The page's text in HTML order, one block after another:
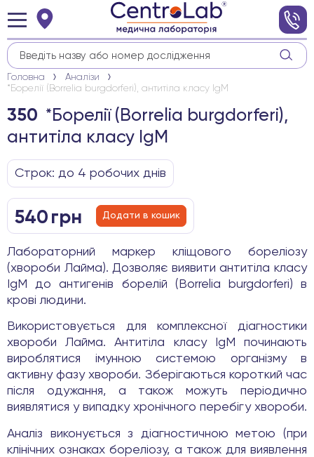
Головна
Аналізи
*Борелії (Borrelia burgdorferi), антитіла класу IgM
350 *Борелії (Borrelia burgdorferi),
антитіла класу IgM
Строк: до 4 робочих днів
540 грн Додати в кошик
Лабораторний маркер кліщового бореліозу
(хвороби Лайма). Дозволяє виявити антитіла класу
IgM до антигенів борелій (Borrelia burgdorferi) в
крові людини.
Використовується для комплексної діагностики
хвороби Лайма. Антитіла класу IgM починають
вироблятися імунною системою організму в
активну фазу хвороби. Зберігаються короткий час
після одужання, а також можуть періодично
виявлятися у випадку хронічного перебігу хвороби.
Аналіз виконується з діагностичною метою (при
клінічних ознаках бореліозу, а також для виявлення